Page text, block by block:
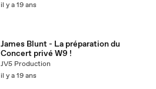
il y a 19 ans
James Blunt - La préparation du
Concert privé W9 !
JV5 Production
il y a 19 ans